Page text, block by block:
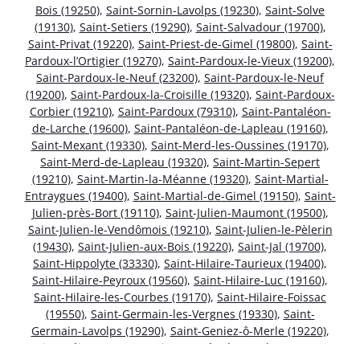
Bois (19250), Saint-Sornin-Lavolps (19230), Saint-Solve
(19130), Saint-Setiers (19290), Saint-Salvadour (19700),
Saint-Privat (19220), Saint-Priest-de-Gimel (19800), Saint-
Pardoux-l’Ortigier (19270), Saint-Pardoux-le-Vieux (19200),
Saint-Pardoux-le-Neuf (23200), Saint-Pardoux-le-Neuf
(19200), Saint-Pardoux-la-Croisille (19320), Saint-Pardoux-
Corbier (19210), Saint-Pardoux (79310), Saint-Pantaléon-
de-Larche (19600), Saint-Pantaléon-de-Lapleau (19160),
Saint-Mexant (19330), Saint-Merd-les-Oussines (19170),
Saint-Merd-de-Lapleau (19320), Saint-Martin-Sepert
(19210), Saint-Martin-la-Méanne (19320), Saint-Martial-
Entraygues (19400), Saint-Martial-de-Gimel (19150), Saint-
Julien-près-Bort (19110), Saint-Julien-Maumont (19500),
Saint-Julien-le-Vendômois (19210), Saint-Julien-le-Pèlerin
(19430), Saint-Julien-aux-Bois (19220), Saint-Jal (19700),
Saint-Hippolyte (33330), Saint-Hilaire-Taurieux (19400),
Saint-Hilaire-Peyroux (19560), Saint-Hilaire-Luc (19160),
Saint-Hilaire-les-Courbes (19170), Saint-Hilaire-Foissac
(19550), Saint-Germain-les-Vergnes (19330), Saint-
Germain-Lavolps (19290), Saint-Geniez-ô-Merle (19220),